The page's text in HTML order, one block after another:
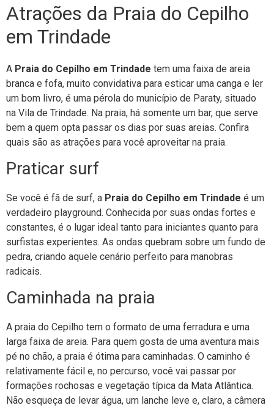
Atrações da Praia do Cepilho
em Trindade
A Praia do Cepilho em Trindade tem uma faixa de areia
branca e fofa, muito convidativa para esticar uma canga e ler
um bom livro, é uma pérola do município de Paraty, situado
na Vila de Trindade. Na praia, há somente um bar, que serve
bem a quem opta passar os dias por suas areias. Confira
quais são as atrações para você aproveitar na praia.
Praticar surf
Se você é fã de surf, a Praia do Cepilho em Trindade é um
verdadeiro playground. Conhecida por suas ondas fortes e
constantes, é o lugar ideal tanto para iniciantes quanto para
surfistas experientes. As ondas quebram sobre um fundo de
pedra, criando aquele cenário perfeito para manobras
radicais.
Caminhada na praia
A praia do Cepilho tem o formato de uma ferradura e uma
larga faixa de areia. Para quem gosta de uma aventura mais
pé no chão, a praia é ótima para caminhadas. O caminho é
relativamente fácil e, no percurso, você vai passar por
formações rochosas e vegetação típica da Mata Atlântica.
Não esqueça de levar água, um lanche leve e, claro, a câmera